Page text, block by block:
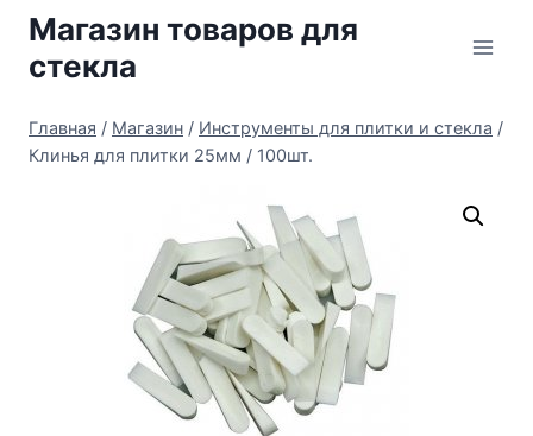
Перейти
содержимому
Магазин товаров для
стекла
Главная / Магазин / Инструменты для плитки и стекла /
Клинья для плитки 25мм / 100шт.